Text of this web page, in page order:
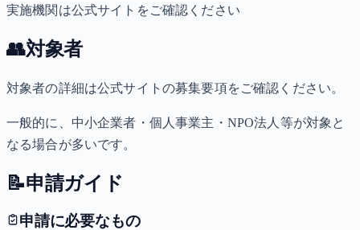
実施機関は公式サイトをご確認ください
👥対象者
対象者の詳細は公式サイトの募集要項をご確認ください。
一般的に、中小企業者・個人事業主・NPO法人等が対象と
なる場合が多いです。
📝申請ガイド
申請に必要なもの